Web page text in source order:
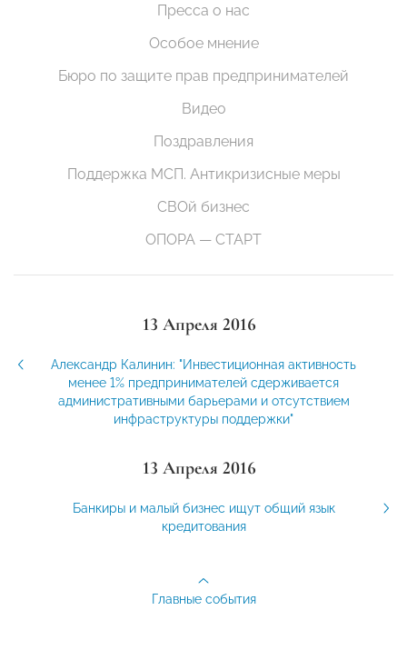
Пресса о нас
Особое мнение
Бюро по защите прав предпринимателей
Видео
Поздравления
Поддержка МСП. Антикризисные меры
СВОй бизнес
ОПОРА — СТАРТ
13 Апреля 2016
Александр Калинин: "Инвестиционная активность
менее 1% предпринимателей сдерживается
административными барьерами и отсутствием
инфраструктуры поддержки"
13 Апреля 2016
Банкиры и малый бизнес ищут общий язык
кредитования
Главные события